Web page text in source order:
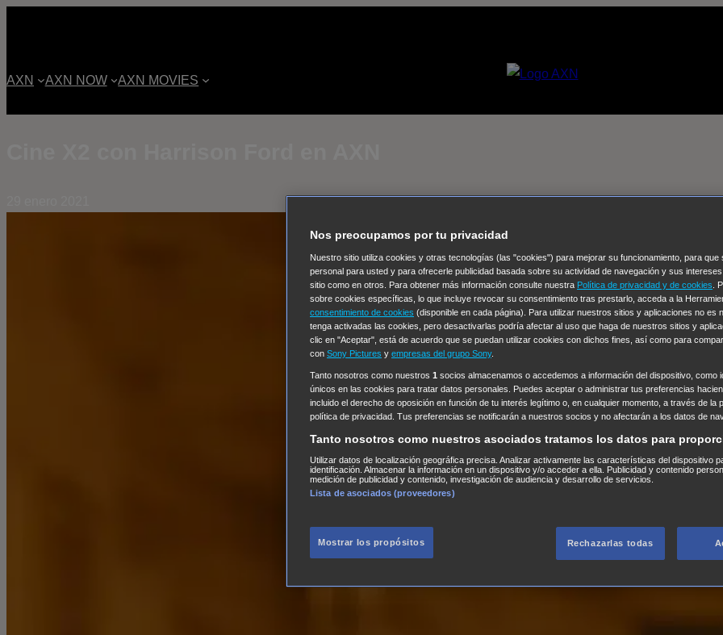
AXN AXN NOW AXN MOVIES
Nos preocupamos por tu privacidad
Nuestro sitio utiliza cookies y otras tecnologías (las "cookies") para mejorar su funcionamiento, para que
personal para usted y para ofrecerle publicidad basada sobre su actividad de navegación y sus
sitio como en otros. Para obtener más información consulte nuestra Política de privacidad y de cookies .
sobre cookies específicas, lo que incluye revocar su consentimiento tras prestarlo, acceda a la
consentimiento de cookies (disponible en cada página). Para utilizar nuestros sitios y aplicaciones no es
tenga activadas las cookies, pero desactivarlas podría afectar al uso que haga de nuestros sitios y
clic en "Aceptar", está de acuerdo que se puedan utilizar cookies con dichos fines, así como para
con Sony Pictures y empresas del grupo Sony.
Tanto nosotros como nuestros 1 socios almacenamos o accedemos a información del dispositivo, como
únicos en las cookies para tratar datos personales. Puedes aceptar o administrar tus preferencias
incluido el derecho de oposición en función de tu interés legítimo o, en cualquier momento, a través de la
política de privacidad. Tus preferencias se notificarán a nuestros socios y no afectarán a los datos de
Tanto nosotros como nuestros asociados tratamos los datos para
Utilizar datos de localización geográfica precisa. Analizar activamente las características del dispositivo
identificación. Almacenar la información en un dispositivo y/o acceder a ella. Publicidad y contenido
medición de publicidad y contenido, investigación de audiencia y desarrollo de servicios.
Lista de asociados (proveedores)
Mostrar los propósitos Rechazarlas todas